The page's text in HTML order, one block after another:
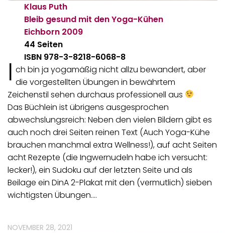
Klaus Puth
Bleib gesund mit den Yoga-Kühen
Eichborn 2009
44 Seiten
ISBN 978-3-8218-6068-8
I ch bin ja yogamäßig nicht allzu bewandert, aber
die vorgestellten Übungen in bewährtem
Zeichenstil sehen durchaus professionell aus
Das Büchlein ist übrigens ausgesprochen
abwechslungsreich: Neben den vielen Bildern gibt es
auch noch drei Seiten reinen Text (Auch Yoga-Kühe
brauchen manchmal extra Wellness!), auf acht Seiten
acht Rezepte (die Ingwernudeln habe ich versucht:
lecker!), ein Sudoku auf der letzten Seite und als
Beilage ein DinA 2-Plakat mit den (vermutlich) sieben
wichtigsten Übungen.…
NOVEMBER 28, 2021